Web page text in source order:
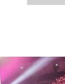
やみ、東京コンサー
ユ・ジュンウォン、
FANTASY BOYS復